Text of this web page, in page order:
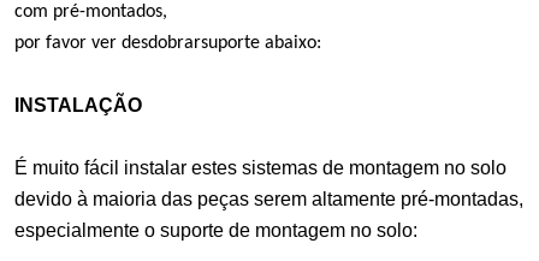
com pré-montados,
por favor ver desdobrarsuporte abaixo:
INSTALAÇÃO
É muito fácil instalar estes sistemas de montagem no solo
devido à maioria das peças serem altamente pré-montadas,
especialmente o suporte de montagem no solo: